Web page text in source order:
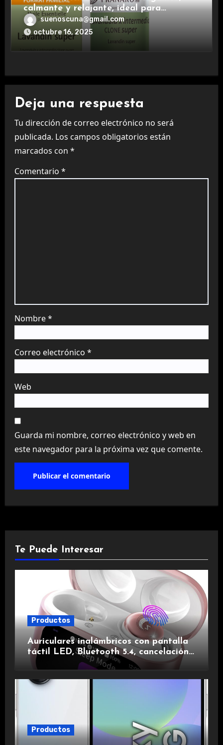
calmante y relajante, ideal para
aromaterapia.
suenoscuna@gmail.com
octubre 16, 2025
Deja una respuesta
Tu dirección de correo electrónico no será
publicada. Los campos obligatorios están
marcados con *
Comentario *
Nombre*
Correo electrónico *
Web
Guarda mi nombre, correo electrónico y web en
este navegador para la próxima vez que comente.
Te Puede Interesar
Productos
Auriculares inalámbricos con pantalla
táctil LED, Bluetooth 5.4, cancelación
de ruido, impermeables y de larga
duración.
Productos